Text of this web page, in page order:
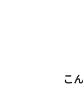
こ